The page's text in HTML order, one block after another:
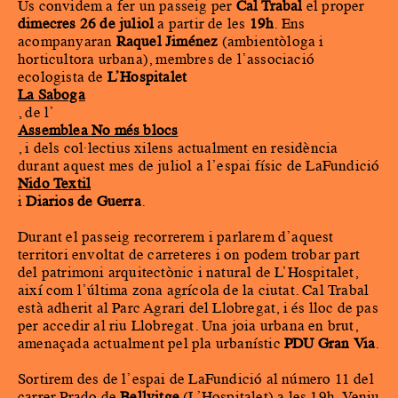
Us convidem a fer un passeig per Cal Trabal el proper
dimecres 26 de juliol a partir de les 19h. Ens
acompanyaran Raquel Jiménez (ambientòloga i
horticultora urbana), membres de l’associació
ecologista de L’Hospitalet
La Saboga
, de l’
Assemblea No més blocs
, i dels col·lectius xilens actualment en residència
durant aquest mes de juliol a l’espai físic de LaFundició
Nido Textil
iDiarios de Guerra.
Durant el passeig recorrerem i parlarem d’aquest
territori envoltat de carreteres i on podem trobar part
del patrimoni arquitectònic i natural de L’Hospitalet,
així com l’última zona agrícola de la ciutat. Cal Trabal
està adherit alParc Agrari del Llobregat, i és lloc de pas
per accedir al riu Llobregat. Una joia urbana en brut,
amenaçada actualment pel pla urbanístic PDU Gran Via.
Sortirem des de l’espai de LaFundició al número 11 del